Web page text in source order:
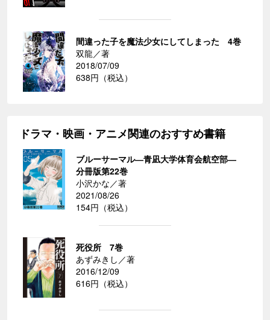
間違った子を魔法少女にしてしまった 4巻
双龍／著
2018/07/09
638円（税込）
ドラマ・映画・アニメ関連のおすすめ書籍
ブルーサーマル―青凪大学体育会航空部―
分冊版第22巻
小沢かな／著
2021/08/26
154円（税込）
死役所 7巻
あずみきし／著
2016/12/09
616円（税込）